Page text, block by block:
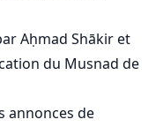
Aḥmad Shākir et
du Musnad de
annonces de